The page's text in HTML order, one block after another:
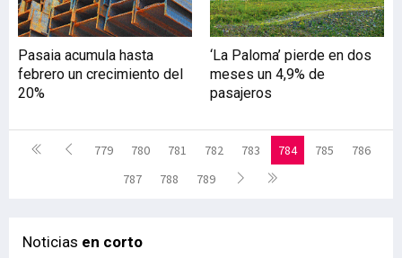
Pasaia acumula hasta
febrero un crecimiento del
20%
‘La Paloma’ pierde en dos
meses un 4,9% de
pasajeros
779 780 781 782 783 784 785
786
787
788 789
Noticias en corto